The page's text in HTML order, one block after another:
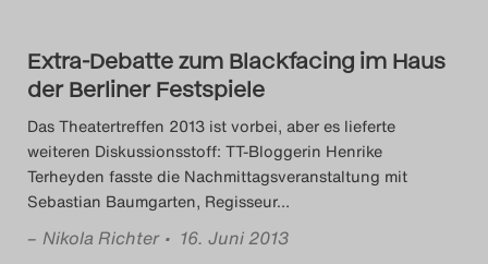
2016
Das Theatertreffen-Blog
2017
Das Theatertreffen-Blog
2018
Extra-Debatte zum Blackfacing im Haus
der Berliner Festspiele
Das Theatertreffen 2013 ist vorbei, aber es lieferte
weiteren Diskussionsstoff: TT-Bloggerin Henrike
Terheyden fasste die Nachmittagsveranstaltung mit
Sebastian Baumgarten, Regisseur…
– Nikola Richter • 16. Juni 2013